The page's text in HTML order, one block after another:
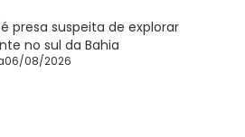
presa suspeita de explorar
no sul da Bahia
06/08/2026